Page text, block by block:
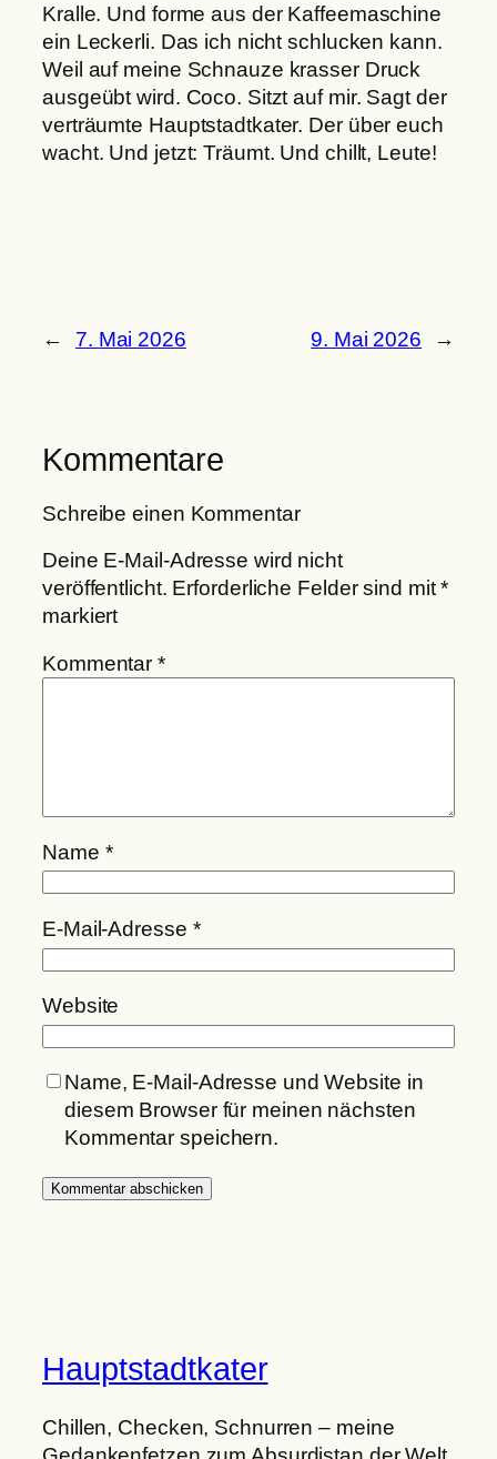
Kralle. Und forme aus der Kaffeemaschine
ein Leckerli. Das ich nicht schlucken kann.
Weil auf meine Schnauze krasser Druck
ausgeübt wird. Coco. Sitzt auf mir. Sagt der
verträumte Hauptstadtkater. Der über euch
wacht. Und jetzt: Träumt. Und chillt, Leute!
← 7. Mai 2026 9. Mai 2026 →
Kommentare
Schreibe einen Kommentar
Deine E-Mail-Adresse wird nicht
veröffentlicht. Erforderliche Felder sind mit*
markiert
Kommentar*
Name *
E-Mail-Adresse *
Website
Name, E-Mail-Adresse und Website in
diesem Browser für meinen nächsten
Kommentar speichern.
Hauptstadtkater
Chillen, Checken, Schnurren – meine